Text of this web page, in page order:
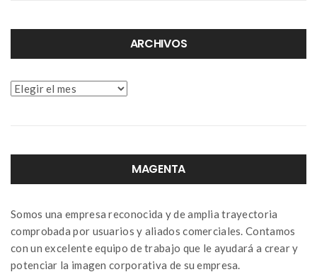
ARCHIVOS
Archivos
MAGENTA
Somos una empresa reconocida y de amplia trayectoria
comprobada por usuarios y aliados comerciales. Contamos
con un excelente equipo de trabajo que le ayudará a crear y
potenciar la imagen corporativa de su empresa.